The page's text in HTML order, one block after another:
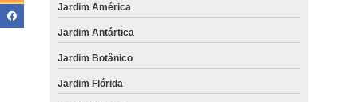
Jardim América
Jardim Antártica
Jardim Botânico
Jardim Flórida